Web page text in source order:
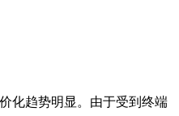
化趋势明显。由于受到终端